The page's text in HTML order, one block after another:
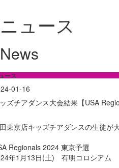
ニュース
News
ース
01-16
ズチアダンス大会結果【USA
東京店キッズチアダンスの生徒が
Regionals 2024 東京予選
年1月13日(土) 有明コロシアム